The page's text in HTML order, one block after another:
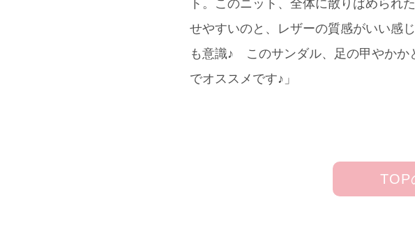
ト。このニット、全体に散りばめら
せやすいのと、レザーの質感がいい感
も意識♪ このサンダル、足の甲やかか
でオススメです♪」
TOP